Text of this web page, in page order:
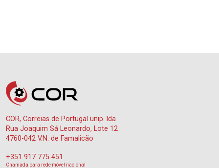
COR, Correias de Portugal unip. lda
Rua Joaquim Sá Leonardo, Lote 12
4760-042 V.N. de Famalicão
+351 917 775 451
Chamada para rede móvel nacional